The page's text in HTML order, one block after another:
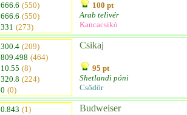
666.6 (550)
666.6 (550)
331 (273)
100 pt
Arab telivér
Kancacsikó
300.4 (209)
809.498 (464)
10.55 (8)
320.8 (224)
0 (0)
Csikaj
95 pt
Shetlandi póni
Csődör
0.843 (1)
Budweiser